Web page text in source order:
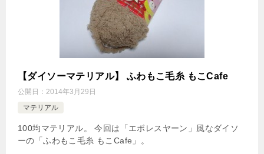
【ダイソーマテリアル】 ふわもこ毛糸 もこCafe
公開日： 2014年3月29日
マテリアル
100均マテリアル。 今回は「エボレスヤーン」風なダイソ
ーの「ふわもこ毛糸 もこCafe」。